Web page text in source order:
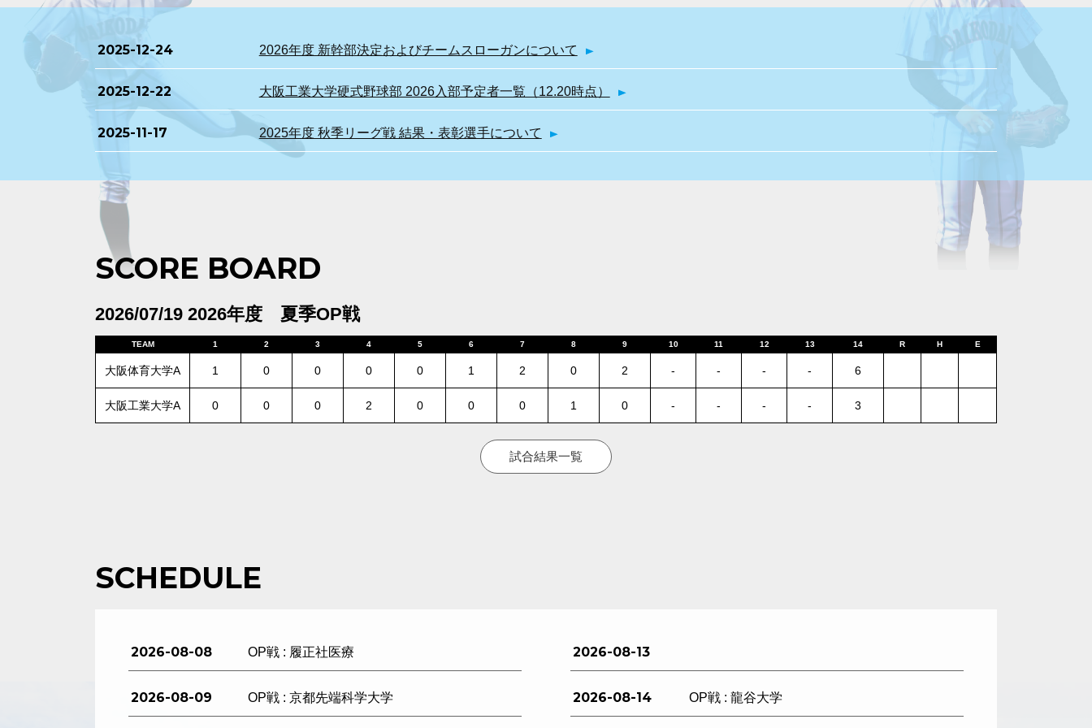
2025-12-24 2026年度 新幹部決定およびチームスローガンについて
2025-12-22 大阪工業大学硬式野球部 2026入部予定者一覧（12.20時点）
2025-11-17 2025年度 秋季リーグ戦 結果・表彰選手について
SCORE BOARD
2026/07/19 2026年度 夏季OP戦
TEAM 1 2 3 4 5 6 7 8 9 10 11 12 13 14 R H E
大阪体育大学A 1 0 0 0 0 1 2 0 2 - - - - 6
大阪工業大学A 0 0 0 2 0 0 0 1 0 - - - - 3
試合結果一覧
SCHEDULE
2026-08-08 OP戦 : 履正社医療
2026-08-09 OP戦 : 京都先端科学大学
2026-08-13
2026-08-14 OP戦 : 龍谷大学